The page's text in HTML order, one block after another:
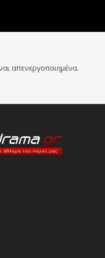
απενεργοποιημένα.